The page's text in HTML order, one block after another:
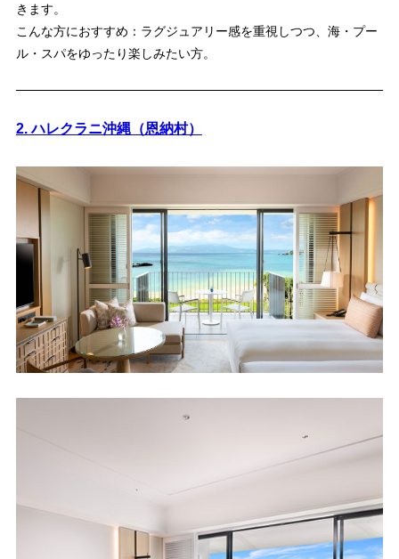
きます。
こんな方におすすめ：ラグジュアリー感を重視しつつ、海・プー
ル・スパをゆったり楽しみたい方。
2. ハレクラニ沖縄（恩納村）